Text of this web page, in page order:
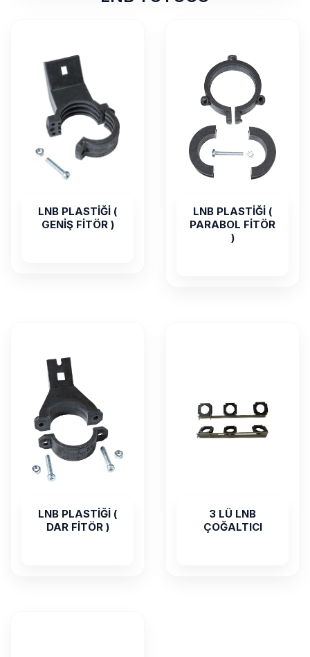
LNB PLASTİĞİ (
GENİŞ FİTÖR )
LNB PLASTİĞİ (
PARABOL FİTÖR
)
LNB PLASTİĞİ (
DAR FİTÖR )
3 LÜ LNB
ÇOĞALTICI